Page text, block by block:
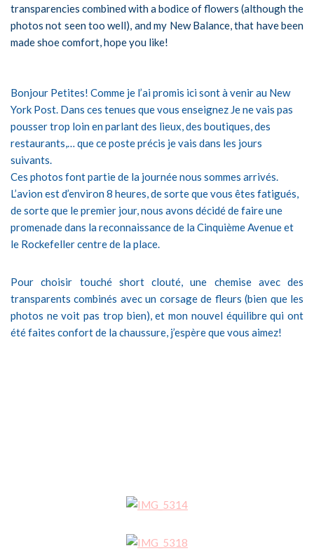
transparencies combined with a bodice of flowers (although the
photos not seen too well), and my New Balance, that have been
made ​​shoe comfort, hope you like!
Bonjour Petites! Comme je l’ai promis ici sont à venir au New
York Post. Dans ces tenues que vous enseignez Je ne vais pas
pousser trop loin en parlant des lieux, des boutiques, des
restaurants,… que ce poste précis je vais dans les jours
suivants.
Ces photos font partie de la journée nous sommes arrivés.
L’avion est d’environ 8 heures, de sorte que vous êtes fatigués,
de sorte que le premier jour, nous avons décidé de faire une
promenade dans la reconnaissance de la Cinquième Avenue et
le Rockefeller centre de la place.
Pour choisir touché short clouté, une chemise avec des
transparents combinés avec un corsage de fleurs (bien que les
photos ne voit pas trop bien), et mon nouvel équilibre qui ont
été faites confort de la chaussure, j’espère que vous aimez!